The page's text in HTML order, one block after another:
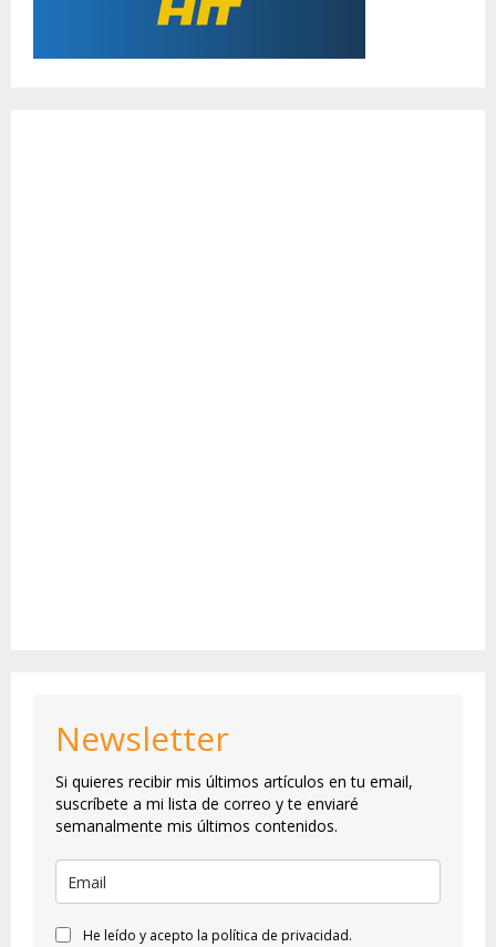
Newsletter
Si quieres recibir mis últimos artículos en tu email,
suscríbete a mi lista de correo y te enviaré
semanalmente mis últimos contenidos.
He leído y acepto la política de privacidad.